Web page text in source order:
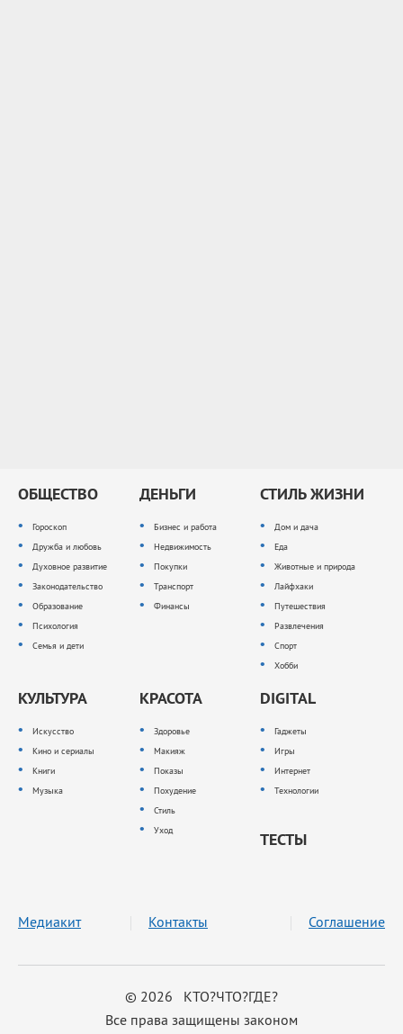
ОБЩЕСТВО
Гороскоп
Дружба и любовь
Духовное развитие
Законодательство
Образование
Психология
Семья и дети
ДЕНЬГИ
Бизнес и работа
Недвижимость
Покупки
Транспорт
Финансы
СТИЛЬ ЖИЗНИ
Дом и дача
Еда
Животные и природа
Лайфхаки
Путешествия
Развлечения
Спорт
Хобби
КУЛЬТУРА
Искусство
Кино и сериалы
Книги
Музыка
КРАСОТА
Здоровье
Макияж
Показы
Похудение
Стиль
Уход
DIGITAL
Гаджеты
Игры
Интернет
Технологии
ТЕСТЫ
© 2026 КТО?ЧТО?ГДЕ?
Все права защищены законом
Медиакит Контакты Соглашение